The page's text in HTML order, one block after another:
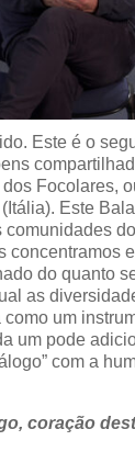
Este é o
Focolares,
Este
do quanto
as
um
um pode
com a
coração